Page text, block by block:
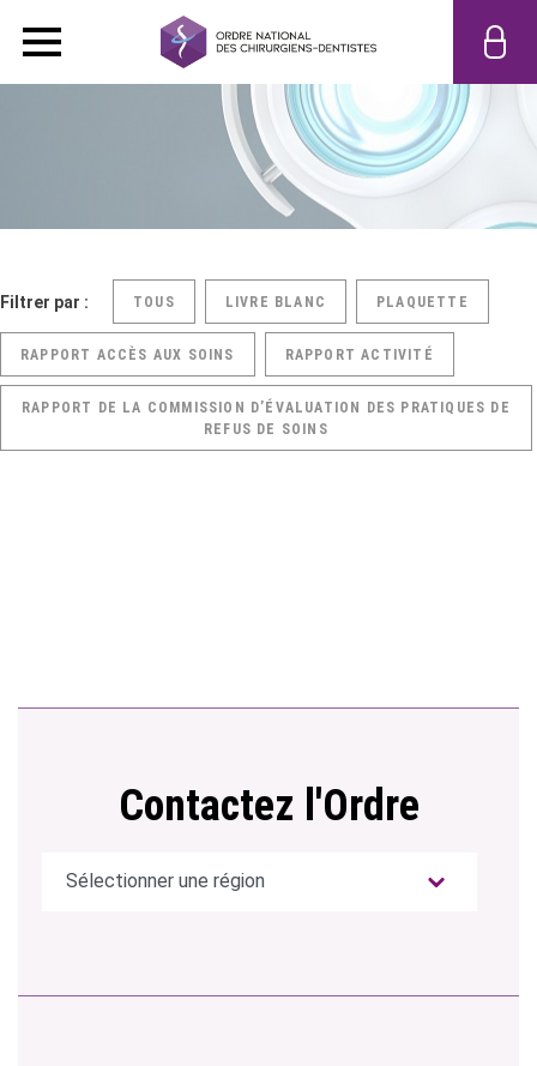
Filtrer par : TOUS LIVRE BLANC PLAQUETTE
RAPPORT ACCÈS AUX SOINS RAPPORT ACTIVITÉ
RAPPORT DE LA COMMISSION D’ÉVALUATION DES PRATIQUES DE
REFUS DE SOINS
Contactez l'Ordre